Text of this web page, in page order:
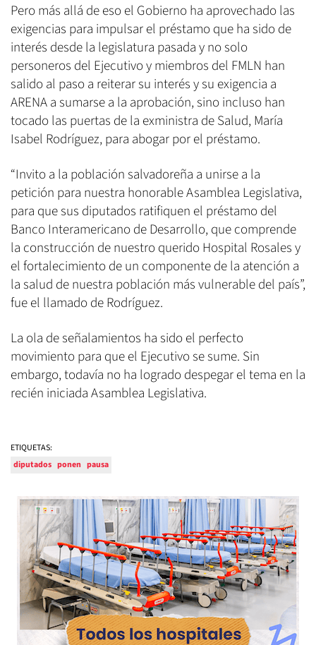
Pero más allá de eso el Gobierno ha aprovechado las
exigencias para impulsar el préstamo que ha sido de
interés desde la legislatura pasada y no solo
personeros del Ejecutivo y miembros del FMLN han
salido al paso a reiterar su interés y su exigencia a
ARENA a sumarse a la aprobación, sino incluso han
tocado las puertas de la exministra de Salud, María
Isabel Rodríguez, para abogar por el préstamo.
“Invito a la población salvadoreña a unirse a la
petición para nuestra honorable Asamblea Legislativa,
para que sus diputados ratifiquen el préstamo del
Banco Interamericano de Desarrollo, que comprende
la construcción de nuestro querido Hospital Rosales y
el fortalecimiento de un componente de la atención a
la salud de nuestra población más vulnerable del país”,
fue el llamado de Rodríguez.
La ola de señalamientos ha sido el perfecto
movimiento para que el Ejecutivo se sume. Sin
embargo, todavía no ha logrado despegar el tema en la
recién iniciada Asamblea Legislativa.
ETIQUETAS:
diputados ponen pausa